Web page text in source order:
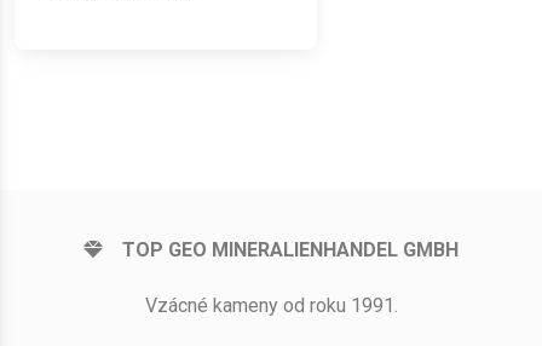
TOP GEO MINERALIENHANDEL GMBH
Vzácné kameny od roku 1991.